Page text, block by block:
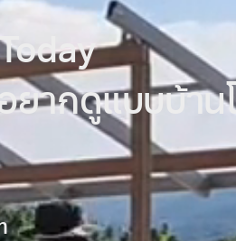
ยากดูแบบบ้าน